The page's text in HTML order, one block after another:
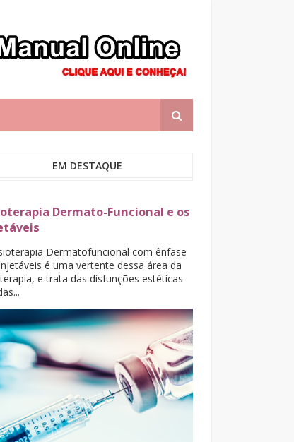
EM DESTAQUE
Dermato-Funcional e os
Dermatofuncional com ênfase
é uma vertente dessa área da
e trata das disfunções estéticas